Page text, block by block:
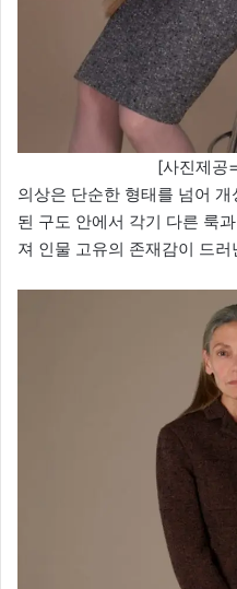
[사진제공
의상은 단순한 형태를 넘어
된 구도 안에서 각기 다른 룩
져 인물 고유의 존재감이 드러